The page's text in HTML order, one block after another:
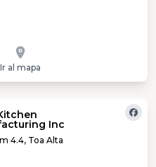
Ir al mapa
Inc
4.4, Toa Alta